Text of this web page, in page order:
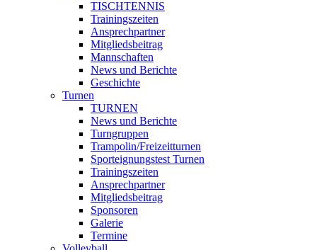
TISCHTENNIS
Trainingszeiten
Ansprechpartner
Mitgliedsbeitrag
Mannschaften
News und Berichte
Geschichte
Turnen
TURNEN
News und Berichte
Turngruppen
Trampolin/Freizeitturnen
Sporteignungstest Turnen
Trainingszeiten
Ansprechpartner
Mitgliedsbeitrag
Sponsoren
Galerie
Termine